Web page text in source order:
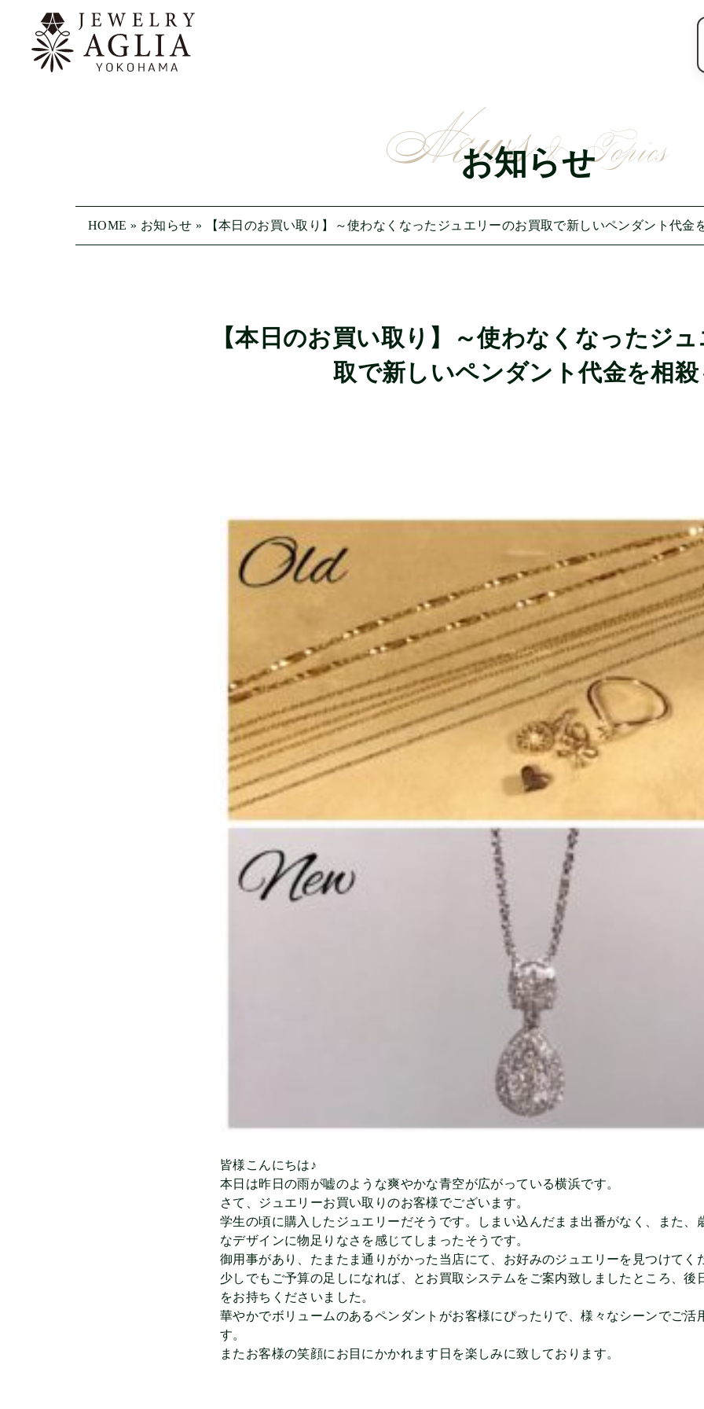
お知らせ
HOME » お知らせ » 【本日のお買い取り】～使わなくなったジュエリーのお買取で新しいペンダント代金
【本日のお買い取り】～使わなくなったジ
取で新しいペンダント代金を相殺
皆様こんにちは♪
本日は昨日の雨が嘘のような爽やかな青空が広がっている横浜です。
さて、ジュエリーお買い取りのお客様でございます。
学生の頃に購入したジュエリーだそうです。しまい込んだまま出番がなく、また、
なデザインに物足りなさを感じてしまったそうです。
御用事があり、たまたま通りがかった当店にて、お好みのジュエリーを見つけてく
少しでもご予算の足しになれば、とお買取システムをご案内致しましたところ、後
をお持ちくださいました。
華やかでボリュームのあるペンダントがお客様にぴったりで、様々なシーンでご活
す。
またお客様の笑顔にお目にかかれます日を楽しみに致しております。